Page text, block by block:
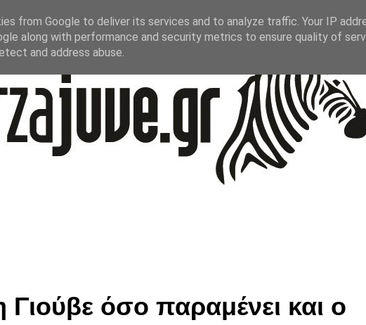
Γιούβε όσο παραμένει και ο
from Google to deliver its services and to analyze traffic. Your IP
along with performance and security metrics to ensure quality of
and address abuse.